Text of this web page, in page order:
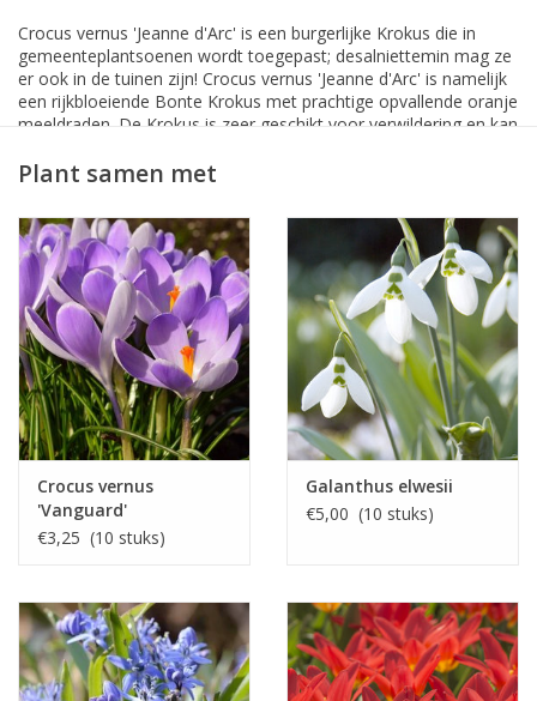
Crocus vernus 'Jeanne d'Arc' is een burgerlijke Krokus die in
gemeenteplantsoenen wordt toegepast; desalniettemin mag ze
er ook in de tuinen zijn! Crocus vernus 'Jeanne d'Arc' is namelijk
een rijkbloeiende Bonte Krokus met prachtige opvallende oranje
meeldraden. De Krokus is zeer geschikt voor verwildering en kan
'Vanguard' (Bonte krokussen) en Crocus flavus (Gele krokus)
samen! Zie de tweede foto hieronder voor het resultaat.
Plant samen met
Crocus vernus
'Vanguard'
€3,25 (10 stuks)
Galanthus elwesii
€5,00 (10 stuks)